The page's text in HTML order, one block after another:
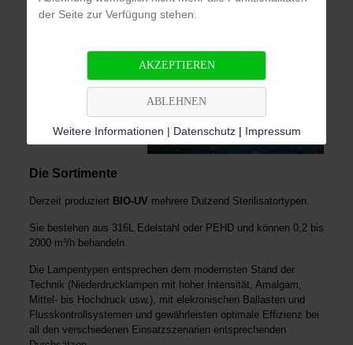
Die Sortimente
Derzeit produziert BIO-UVmehrere Dutzend Sterilisatortypen.
Sie bestehen aus 316L Edelstahl oder PEHD und können 0,2 bis
2000 m³/h behandeln.
Die Lampentypen entsprechen dem modernsten Stand der
Technik (Niederdrucklampen mit hoher Intensität, Amalgam,
Mittel- bis Hochdruck usw.), mit elekronischen Ballasten und
Flusskontrollsystemen und gewährleisten optimale Effizienz bei
all den verschiedenen Einsatzszenarien entsprechenden
der Seite zur Verfügung stehen.
AKZEPTIEREN
ABLEHNEN
Weitere Informationen | Datenschutz| Impressum